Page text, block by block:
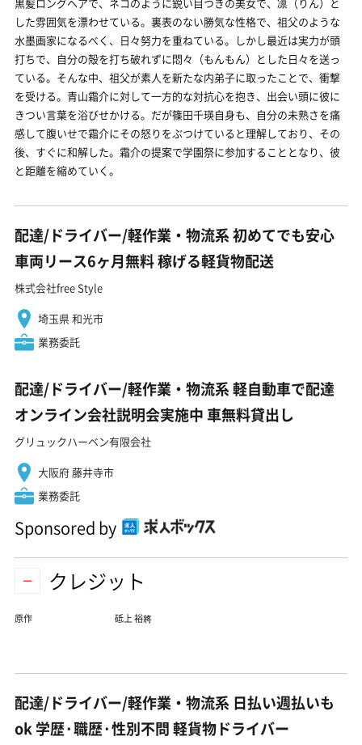
した雰囲気を漂わせている。裏表のない勝気な性格で、祖父のような
水墨画家になるべく、日々努力を重ねている。しかし最近は実力が頭
打ちで、自分の殻を打ち破れずに悶々（もんもん）とした日々を送っ
ている。そんな中、祖父が素人を新たな内弟子に取ったことで、衝撃
を受ける。青山霜介に対して一方的な対抗心を抱き、出会い頭に彼に
きつい言葉を浴びせかける。だが篠田千瑛自身も、自分の未熟さを痛
感して腹いせで霜介にその怒りをぶつけていると理解しており、その
後、すぐに和解した。霜介の提案で学園祭に参加することとなり、彼
と距離を縮めていく。
配達/ドライバー/軽作業・物流系 初めてでも安心
車両リース6ヶ月無料 稼げる軽貨物配送
株式会社free Style
埼玉県 和光市
業務委託
配達/ドライバー/軽作業・物流系 軽自動車で配達
オンライン会社説明会実施中 車無料貸出し
グリュックハーベン有限会社
大阪府 藤井寺市
業務委託
Sponsored by
クレジット
原作 砥上 裕將
配達/ドライバー/軽作業・物流系 日払い週払いも
ok 学歴·職歴·性別不問 軽貨物ドライバー